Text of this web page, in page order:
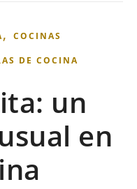
, COCINAS
DE COCINA
un
en